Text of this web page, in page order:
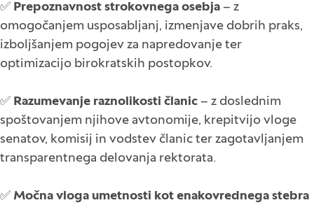
✅ Prepoznavnost strokovnega osebja – z
omogočanjem usposabljanj, izmenjave dobrih praks,
izboljšanjem pogojev za napredovanje ter
optimizacijo birokratskih postopkov.
✅ Razumevanje raznolikosti članic – z doslednim
spoštovanjem njihove avtonomije, krepitvijo vloge
senatov, komisij in vodstev članic ter zagotavljanjem
transparentnega delovanja rektorata.
✅ Močna vloga umetnosti kot enakovrednega stebra